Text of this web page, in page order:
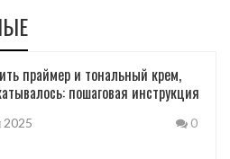
праймер и тональный крем,
пошаговая инструкция
2025 0